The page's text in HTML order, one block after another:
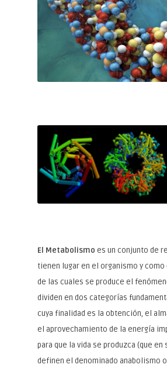
El Metabolismo es un conjunto de
tienen lugar en el organismo y
de las cuales se produce el
dividen en dos categorías
cuya finalidad es la obtención, el
el aprovechamiento de la energía
para que la vida se produzca (que en
definen el denominado anabolismo